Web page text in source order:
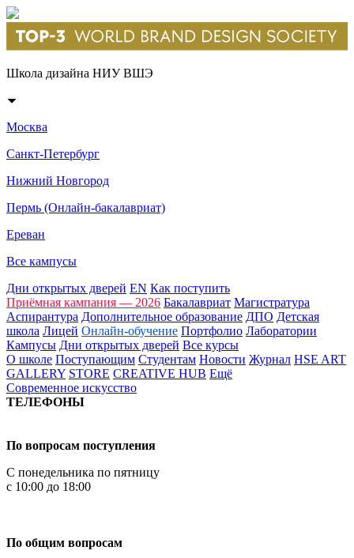
Школа дизайна НИУ ВШЭ
Москва
Санкт-Петербург
Нижний Новгород
Пермь (Онлайн-бакалавриат)
Ереван
Все кампусы
Дни открытых дверей EN Как поступить
Приёмная кампания — 2026 Бакалавриат Магистратура
Аспирантура Дополнительное образование ДПО Детская
школа Лицей Онлайн-обучение Портфолио Лаборатории
Кампусы Дни открытых дверей Все курсы
О школе Поступающим Студентам Новости Журнал HSE ART
GALLERY STORE CREATIVE HUB Ещё
Современное искусство
ТЕЛЕФОНЫ
По вопросам поступления
С понедельника по пятницу
с 10:00 до 18:00
По общим вопросам